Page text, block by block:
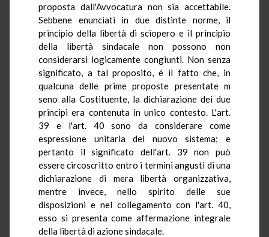
proposta dall'Avvocatura non sia accettabile.
Sebbene enunciati in due distinte norme, il
principio della libertà di sciopero e il principio
della libertà sindacale non possono non
considerarsi logicamente congiunti. Non senza
significato, a tal proposito, é il fatto che, in
qualcuna delle prime proposte presentate m
seno alla Costituente, la dichiarazione dei due
principi era contenuta in unico contesto. L'art.
39 e l'art. 40 sono da considerare come
espressione unitaria del nuovo sistema; e
pertanto il significato dell'art. 39 non può
essere circoscritto entro i termini angusti di una
dichiarazione di mera libertà organizzativa,
mentre invece, nello spirito delle sue
disposizioni e nel collegamento con l'art. 40,
esso si presenta come affermazione integrale
della libertà di azione sindacale.